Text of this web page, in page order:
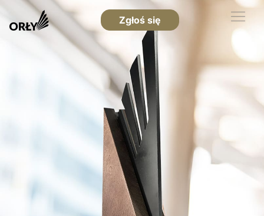
Zgłoś się